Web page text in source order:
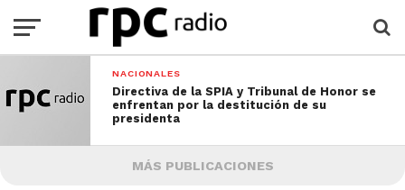
NACIONALES
Directiva de la SPIA y Tribunal de Honor se
enfrentan por la destitución de su
presidenta
MÁS PUBLICACIONES